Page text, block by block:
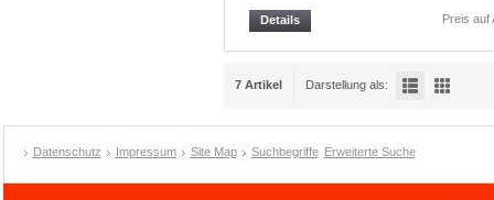
Preis auf
Details
7 Artikel Darstellung als:
Datenschutz Impressum Site Map Suchbegriffe Erweiterte Suche